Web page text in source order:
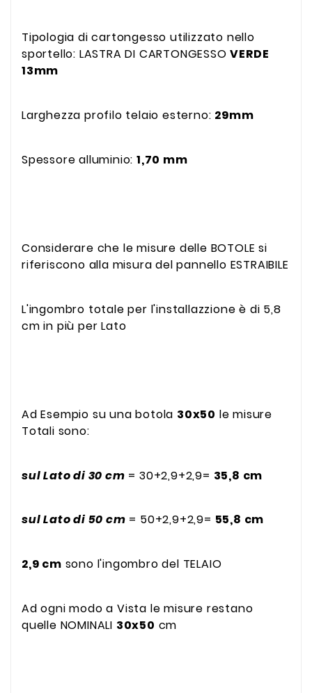
Tipologia di cartongesso utilizzato nello
sportello: LASTRA DI CARTONGESSOVERDE
13mm
Larghezza profilo telaio esterno: 29mm
Spessore alluminio: 1,70 mm
Considerare che le misure delle BOTOLE si
riferiscono alla misura del pannello ESTRAIBILE
L'ingombro totale per l'installazzione è di 5,8
cm in più per Lato
Ad Esempio su una botola 30x50 le misure
Totali sono:
sul Lato di 30 cm = 30+2,9+2,9= 35,8 cm
sul Lato di 50 cm = 50+2,9+2,9= 55,8 cm
2,9 cm sono l'ingombro del TELAIO
Ad ogni modo a Vista le misure restano
quelle NOMINALI 30x50 cm